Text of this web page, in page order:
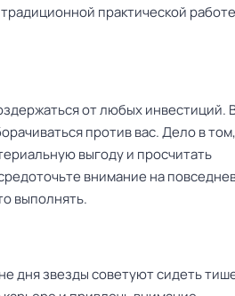
практической
от любых инвестиций.
против вас. Дело в
выгоду и просчитать
внимание на
выполнять.
дня звезды советуют сидеть